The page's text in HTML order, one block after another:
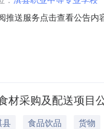
推送服务点击查看公告
材采购及配送项目
县 食品饮品
货物